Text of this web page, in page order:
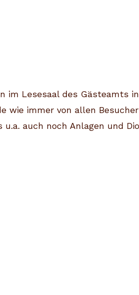
Lesesaal des Gästeamts
wie immer von allen
auch noch Anlagen und